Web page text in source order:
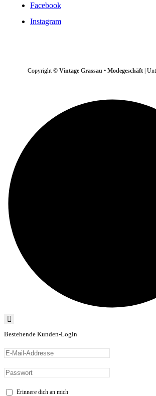
Facebook
Instagram
Copyright © Vintage Grassau • Modegeschäft |
Bestehende Kunden-Login
Erinnere dich an mich